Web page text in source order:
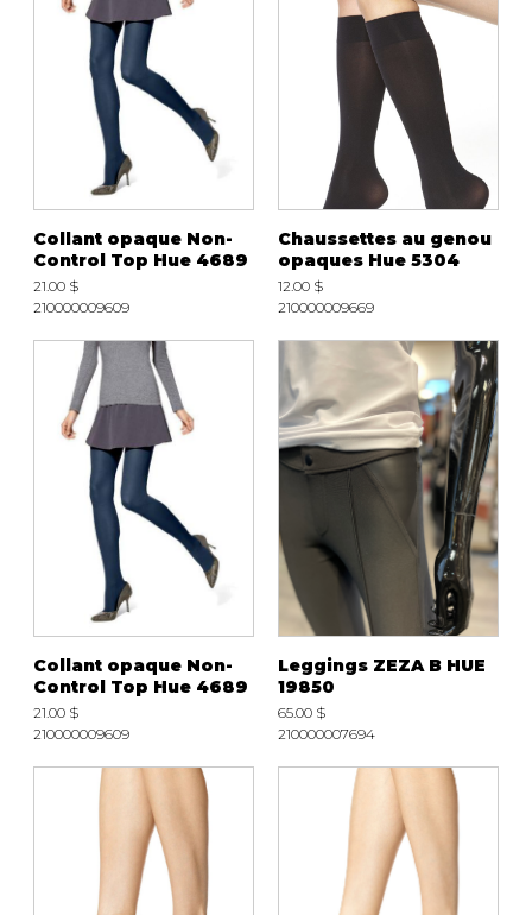
Collant opaque Non-
Control Top Hue 4689
21.00 $
210000009609
Chaussettes au genou
opaques Hue 5304
12.00 $
210000009669
Collant opaque Non-
Control Top Hue 4689
21.00 $
210000009609
Leggings ZEZA B HUE
19850
65.00 $
210000007694